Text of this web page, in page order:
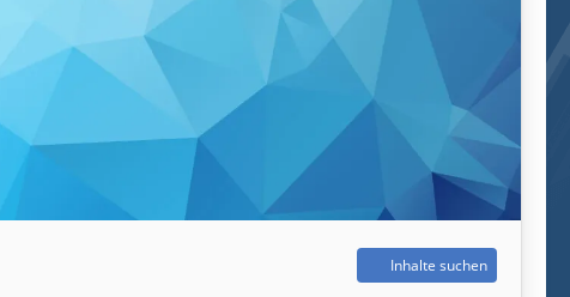
Inhalte suchen